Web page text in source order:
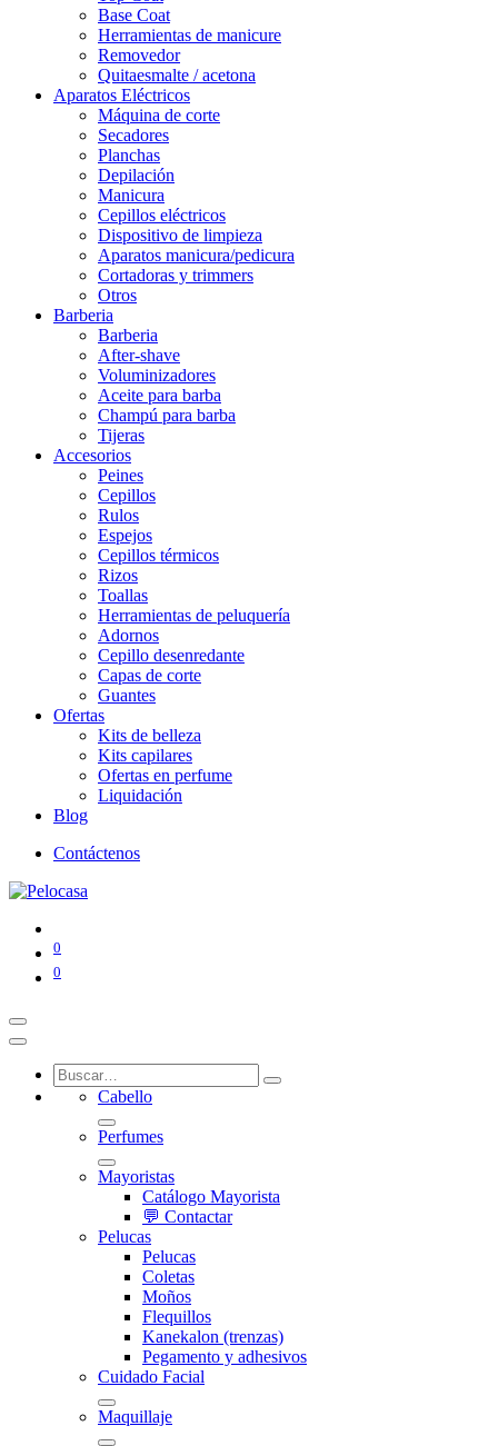
Base Coat
Herramientas de manicure
Removedor
Quitaesmalte / acetona
Aparatos Eléctricos
Máquina de corte
Secadores
Planchas
Depilación
Manicura
Cepillos eléctricos
Dispositivo de limpieza
Aparatos manicura/pedicura
Cortadoras y trimmers
Otros
Barberia
Barberia
After-shave
Voluminizadores
Aceite para barba
Champú para barba
Tijeras
Accesorios
Peines
Cepillos
Rulos
Espejos
Cepillos térmicos
Rizos
Toallas
Herramientas de peluquería
Adornos
Cepillo desenredante
Capas de corte
Guantes
Ofertas
Kits de belleza
Kits capilares
Ofertas en perfume
Liquidación
Blog
Contáctenos
0
0
Cabello
Perfumes
Mayoristas
Catálogo Mayorista
💬 Contactar
Pelucas
Pelucas
Coletas
Moños
Flequillos
Kanekalon (trenzas)
Pegamento y adhesivos
Cuidado Facial
Maquillaje